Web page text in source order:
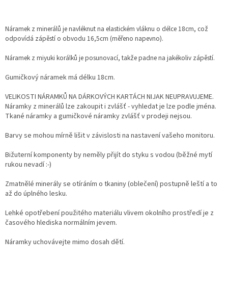
Náramek z minerálů je navléknut na elastickém vláknu o délce 18cm, což
odpovídá zápěstí o obvodu 16,5cm (měřeno napevno).
Náramek z miyuki korálků je posunovací, takže padne na jakékoliv zápěstí.
Gumičkový náramek má délku 18cm.
VELIKOSTI NÁRAMKŮ NA DÁRKOVÝCH KARTÁCH NIJAK NEUPRAVUJEME.
Náramky z minerálů lze zakoupit i zvlášť - vyhledat je lze podle jména.
Tkané náramky a gumičkové náramky zvlášť v prodeji nejsou.
Barvy se mohou mírně lišit v závislosti na nastavení vašeho monitoru.
Bižuterní komponenty by neměly přijít do styku s vodou (běžné mytí
rukou nevadí :-)
Zmatnělé minerály se otíráním o tkaniny (oblečení) postupně leští a to
až do úplného lesku.
Lehké opotřebení použitého materiálu vlivem okolního prostředí je z
časového hlediska normálním jevem.
Náramky uchovávejte mimo dosah dětí.